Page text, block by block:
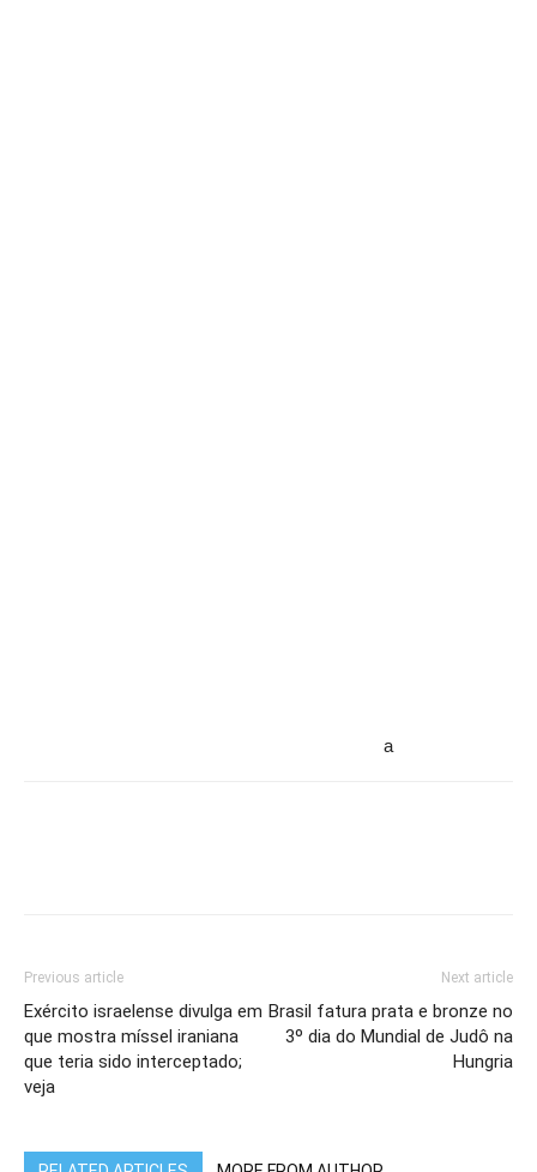
a
Previous article
Exército israelense divulga em
que mostra míssel iraniana
que teria sido interceptado;
veja
Next article
Brasil fatura prata e bronze no
3º dia do Mundial de Judô na
Hungria